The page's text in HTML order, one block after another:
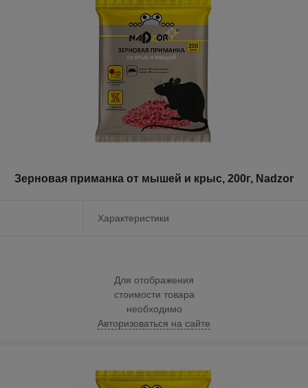
Зерновая приманка от мышей и крыс, 200г, Nadzor
Характеристики
Для отображения
стоимости товара
необходимо
Авторизоваться на сайте